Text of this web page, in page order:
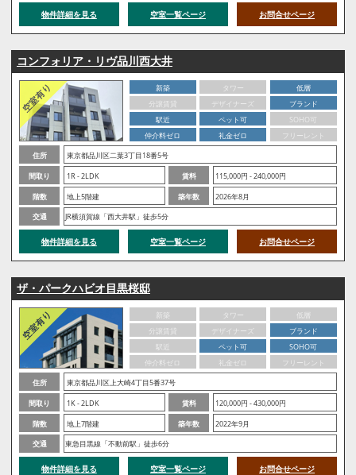
物件詳細を見る 空室一覧ページ お問合せページ
コンフォリア・リヴ品川西大井
新築 タワー
低層
分譲賃貸
デザイナーズ
ブランド
駅近
ペット可
SOHO可
仲介料ゼロ
礼金ゼロ
フリーレント
住所
東京都品川区二葉3丁目18番5号
間取り
1R - 2LDK 賃料
115,000円 - 240,000円
階数
地上5階建 築年数
2026年8月
交通
JR横須賀線「西大井駅」徒歩5分
物件詳細を見る 空室一覧ページ お問合せページ
ザ・パークハビオ目黒桜邸
新築 タワー
低層
分譲賃貸
デザイナーズ
ブランド
駅近
ペット可
SOHO可
仲介料ゼロ
礼金ゼロ
フリーレント
住所
東京都品川区上大崎4丁目5番37号
間取り
1K - 2LDK 賃料
120,000円 - 430,000円
階数
地上7階建 築年数
2022年9月
交通
東急目黒線「不動前駅」徒歩6分
物件詳細を見る 空室一覧ページ お問合せページ